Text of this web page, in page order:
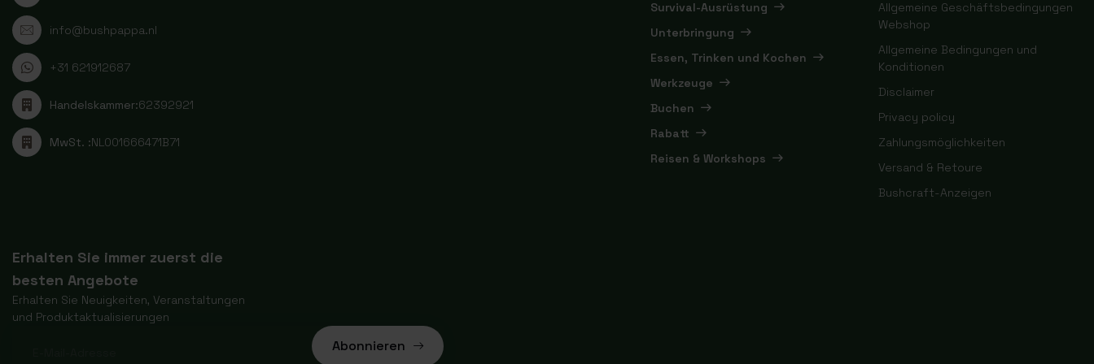
info@bushpappa.nl
+31 621912687
Handelskammer:62392921
MwSt. :NL001666471B71
Survival-Ausrüstung
Unterbringung
Essen, Trinken und Kochen
Werkzeuge
Buchen
Rabatt
Reisen & Workshops
Allgemeine Geschäftsbedingungen
Webshop
Allgemeine Bedingungen und
Konditionen
Disclaimer
Privacy policy
Zahlungsmöglichkeiten
Versand & Retoure
Bushcraft-Anzeigen
Erhalten Sie immer zuerst die
besten Angebote
Erhalten Sie Neuigkeiten, Veranstaltungen
und Produktaktualisierungen
Abonnieren